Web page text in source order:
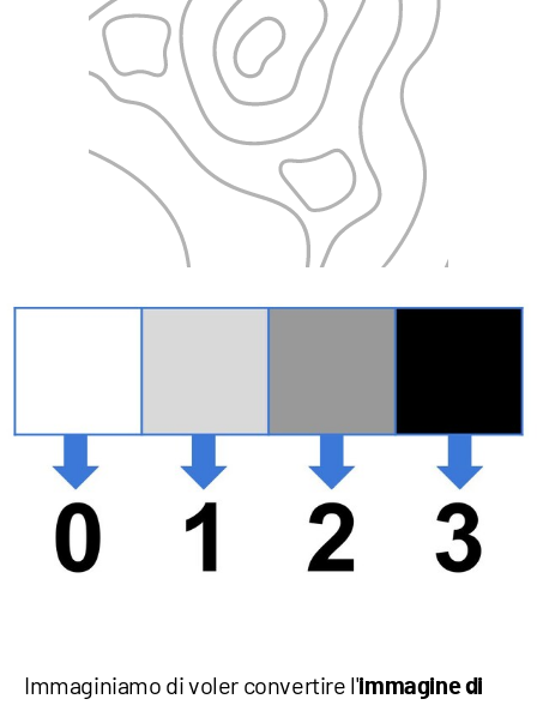
Immaginiamo di voler convertire l'immagine di